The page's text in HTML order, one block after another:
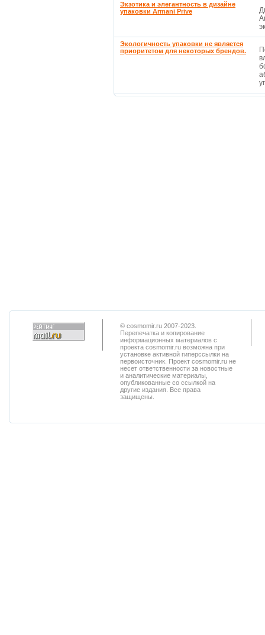
Экзотика и элегантность в дизайне
упаковки Armani Prive
Экологичность упаковки не является
приоритетом для некоторых брендов.
© cosmomir.ru 2007-2023.
Перепечатка и копирование
информационных материалов с
проекта cosmomir.ru возможна при
установке активной гиперссылки на
первоисточник. Проект cosmomir.ru не
несет ответственности за новостные
и аналитические материалы,
опубликованные со ссылкой на
другие издания. Все права
защищены.